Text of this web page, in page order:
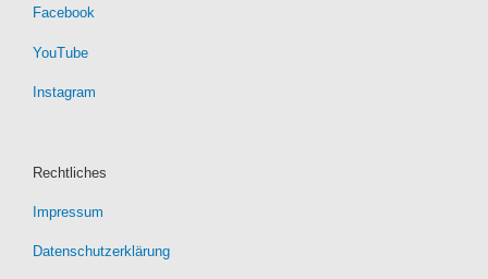
Facebook
YouTube
Instagram
Rechtliches
Impressum
Datenschutzerklärung